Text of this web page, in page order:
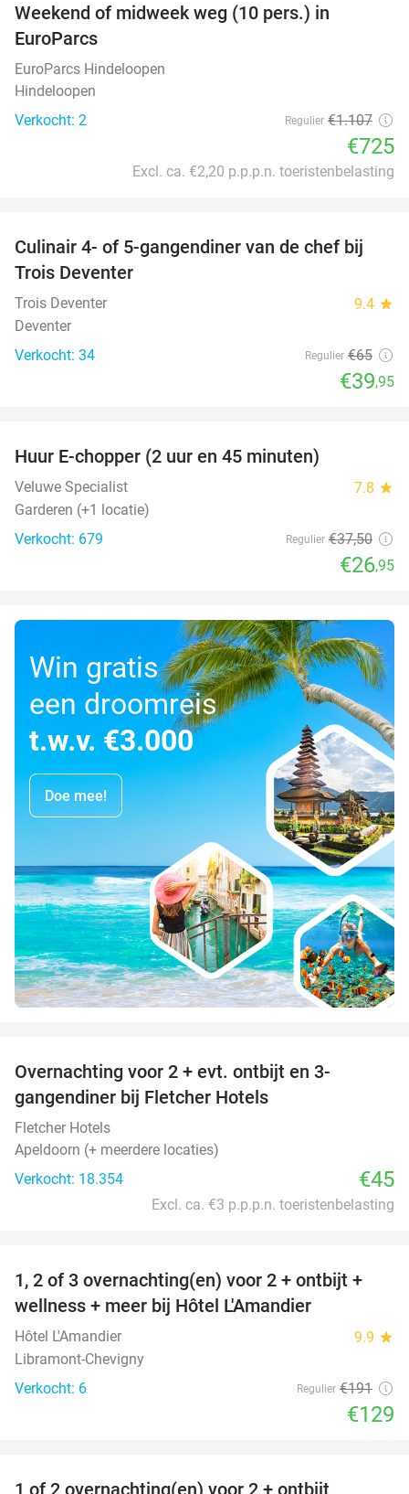
Weekend of midweek weg (10 pers.) in
EuroParcs
EuroParcs Hindeloopen
Hindeloopen
Verkocht: 2
Regulier €1.107
€725
Excl. ca. €2,20 p.p.p.n. toeristenbelasting
39%
Culinair 4- of 5-gangendiner van de chef bij
Trois Deventer
Trois Deventer 9.4 star
Deventer
Verkocht: 34
Regulier €65
€39,95
Huur E-chopper (2 uur en 45 minuten)
Veluwe Specialist 7.8 star
Garderen (+1 locatie)
Verkocht: 679
Regulier €37,50
€26,95
Win gratis
een droomreis
t.w.v. €3.000
Doe mee!
Overnachting voor 2 + evt. ontbijt en 3-
gangendiner bij Fletcher Hotels
Fletcher Hotels
Apeldoorn (+ meerdere locaties)
Verkocht: 18.354
€45
Excl. ca. €3 p.p.p.n. toeristenbelasting
32%
TODAY
1, 2 of 3 overnachting(en) voor 2 + ontbijt +
wellness + meer bij Hôtel L'Amandier
Hôtel L'Amandier 9.9 star
Libramont-Chevigny
Verkocht: 6
Regulier €191
€129
1 of 2 overnachting(en) voor 2 + ontbijt